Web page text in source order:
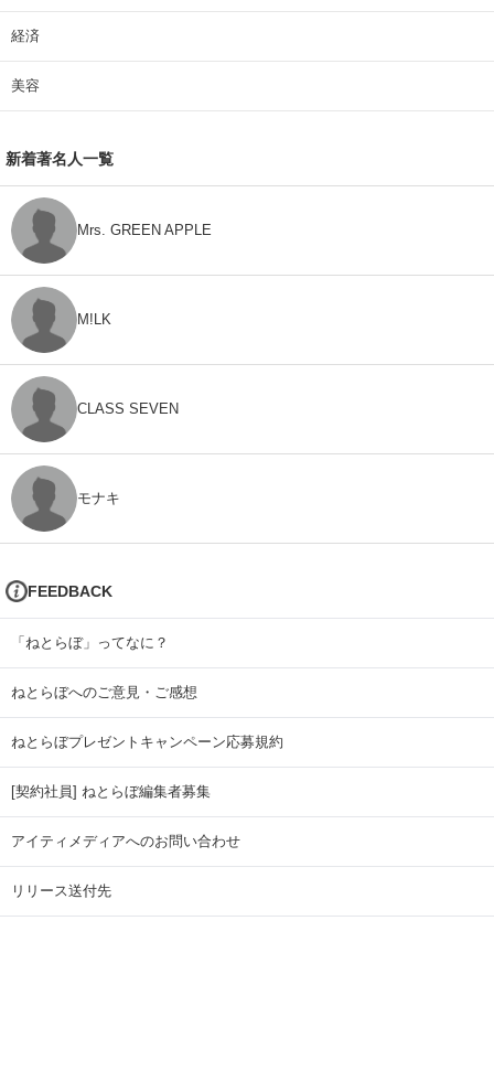
経済
美容
新着著名人一覧
Mrs. GREEN APPLE
M!LK
CLASS SEVEN
モナキ
FEEDBACK
「ねとらぼ」ってなに？
ねとらぼへのご意見・ご感想
ねとらぼプレゼントキャンペーン応募規約
[契約社員] ねとらぼ編集者募集
アイティメディアへのお問い合わせ
リリース送付先